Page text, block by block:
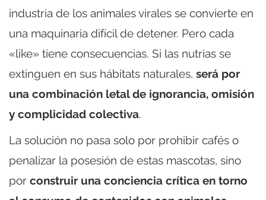
industria de los animales virales se convierte en
una maquinaria difícil de detener. Pero cada
«like» tiene consecuencias. Si las nutrias se
extinguen en sus hábitats naturales, será por
una combinación letal de ignorancia, omisión
y complicidad colectiva.
La solución no pasa solo por prohibir cafés o
penalizar la posesión de estas mascotas, sino
por construir una conciencia crítica en torno